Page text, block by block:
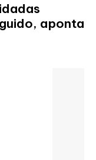
aponta